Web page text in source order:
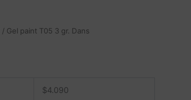
/ Gel paint T05 3 gr. Dans
$4.090